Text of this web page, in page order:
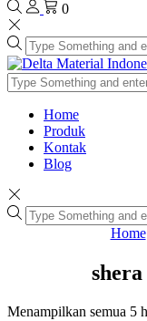
0
Home
Produk
Kontak
Blog
Home
Menampilkan semua 5